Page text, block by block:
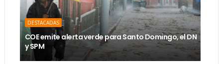
DESTACADAS
COE emite alerta verde para Santo Domingo, el DN
y SPM